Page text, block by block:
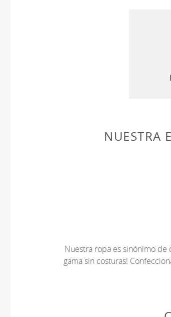
NUESTRA
Nuestra ropa es sinónimo
gama sin costuras!